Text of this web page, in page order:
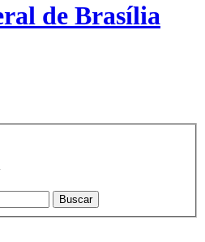
de Brasília
Buscar